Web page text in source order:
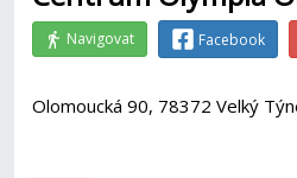
Navigovat Facebook
Olomoucká 90, 78372 Velký